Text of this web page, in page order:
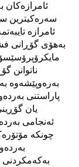
ئامرازەکان
سەرەکیترین
ئامرازە
بەهۆی گۆڕانی
ناتوانن
بەرەوپێشەوە
پاراستنی
یان
ئەنجامی
چونکە
بەکەمکردنی